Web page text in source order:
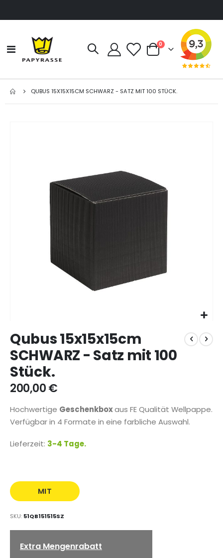
Navigation
umschalten
Cart
0Artikel
QUBUS 15X15X15CM SCHWARZ - SATZ MIT 100 STÜCK.
Anfang
der
Bildgalerie
springen
Qubus 15x15x15cm
SCHWARZ - Satz mit 100
Stück.
200,00 €
Hochwertige Geschenkboxaus FE Qualität Wellpappe.
Verfügbar in 4 Formate in eine farbliche Auswahl.
Lieferzeit: 3-4 Tage.
MIT
SKU 51QB151515SZ
Extra Mengenrabatt